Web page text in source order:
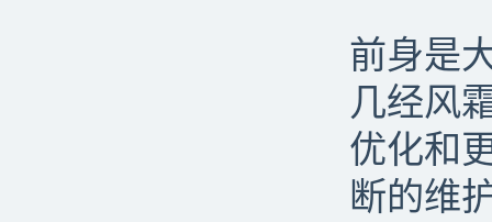
前身是
几经风
优化和
断的维